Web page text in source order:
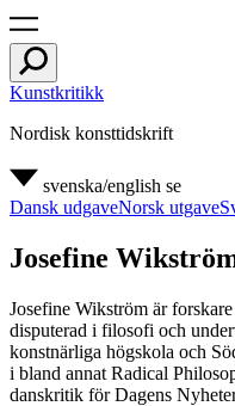
Kunstkritikk
Nordisk konsttidskrift
svenska/english se
Dansk udgaveNorsk utgave
Josefine
Josefine Wikström är
disputerad i filosofi och
konstnärliga högskola och
i bland annat Radical
danskritik för Dagens